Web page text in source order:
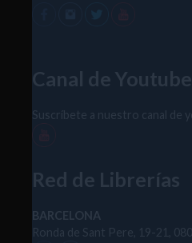
Canal de Youtube
Suscríbete a nuestro canal de
Red de Librerías
BARCELONA
Ronda de Sant Pere, 19-21,